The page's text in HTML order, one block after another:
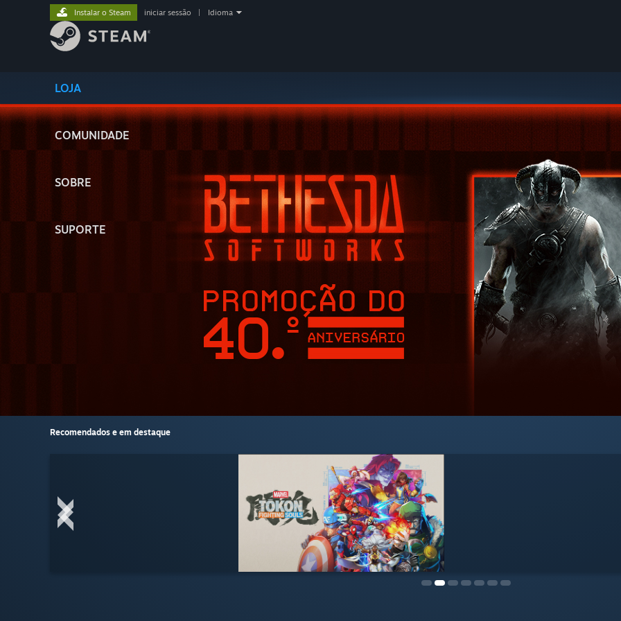
LOJA
COMUNIDADE
SOBRE
SUPORTE
Instalar o Steam iniciar sessão Idioma
Recomendados e em destaque